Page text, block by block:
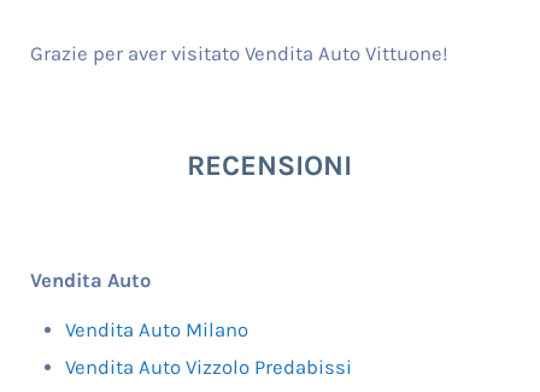
Grazie per aver visitato Vendita Auto Vittuone!
RECENSIONI
Vendita Auto
Vendita Auto Milano
Vendita Auto Vizzolo Predabissi